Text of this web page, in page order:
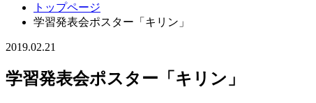
トップページ
学習発表会ポスター「キリン」
2019.02.21
学習発表会ポスター「キリン」